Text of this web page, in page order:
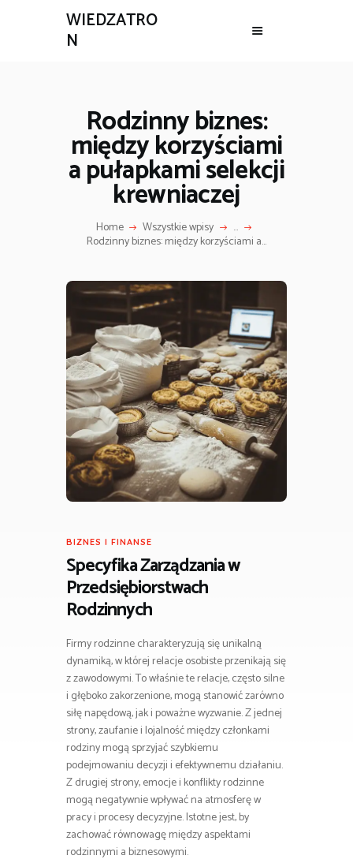
WIEDZATRO
N
Rodzinny biznes:
między korzyściami
a pułapkami selekcji
krewniaczej
Home Wszystkie wpisy ...
Rodzinny biznes: między korzyściami a...
BIZNES I FINANSE
Specyfika Zarządzania w
Przedsiębiorstwach
Rodzinnych
Firmy rodzinne charakteryzują się unikalną
dynamiką, w której relacje osobiste przenikają się
z zawodowymi. To właśnie te relacje, często silne
i głęboko zakorzenione, mogą stanowić zarówno
siłę napędową, jak i poważne wyzwanie. Z jednej
strony, zaufanie i lojalność między członkami
rodziny mogą sprzyjać szybkiemu
podejmowaniu decyzji i efektywnemu działaniu.
Z drugiej strony, emocje i konflikty rodzinne
mogą negatywnie wpływać na atmosferę w
pracy i procesy decyzyjne. Istotne jest, by
zachować równowagę między aspektami
rodzinnymi a biznesowymi.